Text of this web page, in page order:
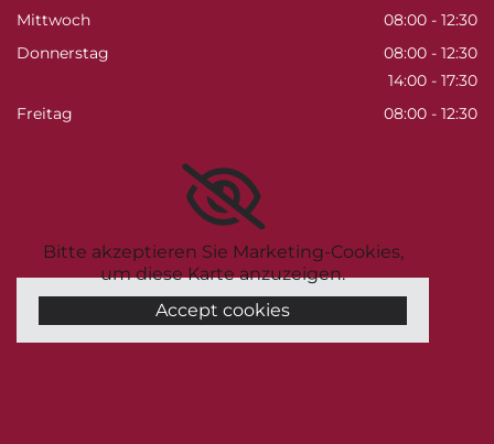
Mittwoch
08:00 - 12:30
Donnerstag
08:00 - 12:30
14:00 - 17:30
Freitag
08:00 - 12:30
Bitte akzeptieren Sie Marketing-Cookies,
um diese Karte anzuzeigen.
Accept cookies